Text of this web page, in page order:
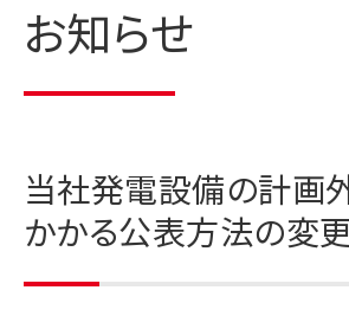
お知らせ
当社発電設備の計画
かかる公表方法の変